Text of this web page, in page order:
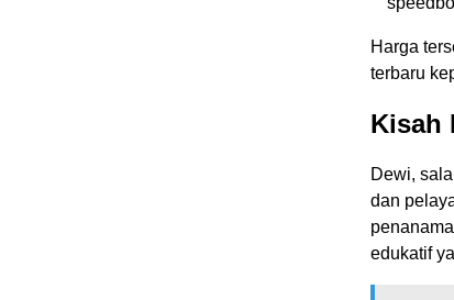
Harga
terbaru
Kisah
Dewi,
dan
edukatif